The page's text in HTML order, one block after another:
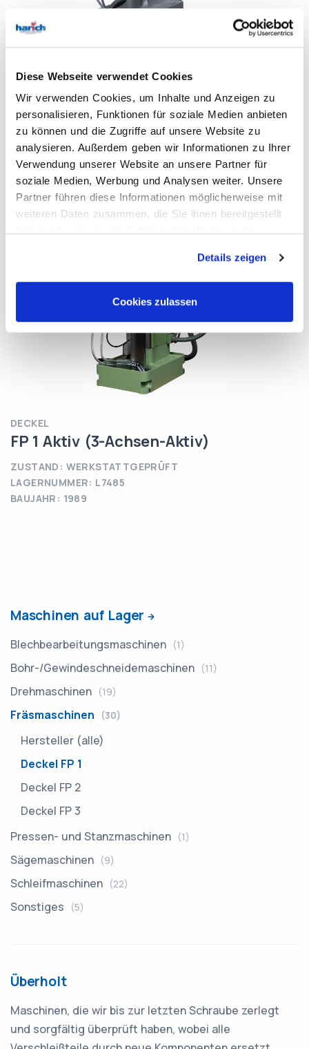
Diese Webseite verwendet Cookies
Wir verwenden Cookies, um Inhalte und Anzeigen zu
personalisieren, Funktionen für soziale Medien anbieten
zu können und die Zugriffe auf unsere Website zu
analysieren. Außerdem geben wir Informationen zu Ihrer
Verwendung unserer Website an unsere Partner für
soziale Medien, Werbung und Analysen weiter. Unsere
Partner führen diese Informationen möglicherweise mit
weiteren Daten zusammen, die Sie ihnen bereitgestellt
Details zeigen
Cookies zulassen
FP 1 Aktiv (3-Achsen-Aktiv)
ZUSTAND: ÜBERHOLT
LAGERNUMMER: L7136
BAUJAHR: 1984
DECKEL
FP 1 Aktiv (3-Achsen-Aktiv)
ZUSTAND: WERKSTATTGEPRÜFT
LAGERNUMMER: L7485
BAUJAHR: 1989
Maschinen auf Lager
Blechbearbeitungsmaschinen (1)
Bohr-/Gewindeschneidemaschinen (11)
Drehmaschinen (19)
Fräsmaschinen (30)
Hersteller (alle)
Deckel FP 1
Deckel FP 2
Deckel FP 3
Pressen- und Stanzmaschinen (1)
Sägemaschinen (9)
Schleifmaschinen (22)
Sonstiges (5)
Überholt
Maschinen, die wir bis zur letzten Schraube zerlegt
und sorgfältig überprüft haben, wobei alle